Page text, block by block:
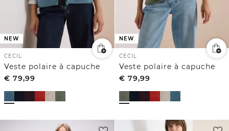
NEW
CECIL
Veste polaire à capuche
€ 79,99
NEW
CECIL
Veste polaire à capuche
€ 79,99